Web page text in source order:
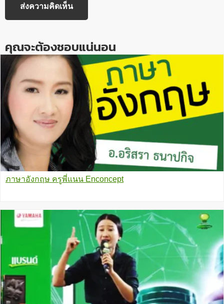
คุณจะต้องชอบแน่นอน
ภาษาอังกฤษ ครูพี่แนน Enconcept